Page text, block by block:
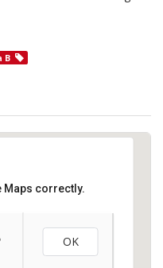
B
Maps correctly.
OK